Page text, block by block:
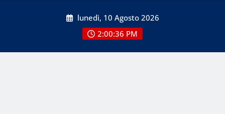
lunedì, 10 Agosto 2026
2:00:37 PM